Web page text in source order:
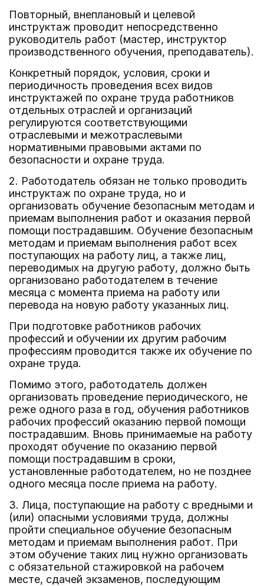
Повторный, внеплановый и целевой
инструктаж проводит непосредственно
руководитель работ (мастер, инструктор
производственного обучения, преподаватель).
Конкретный порядок, условия, сроки и
периодичность проведения всех видов
инструктажей по охране труда работников
отдельных отраслей и организаций
регулируются соответствующими
отраслевыми и межотраслевыми
нормативными правовыми актами по
безопасности и охране труда.
2. Работодатель обязан не только проводить
инструктаж по охране труда, но и
организовать обучение безопасным методам и
приемам выполнения работ и оказания первой
помощи пострадавшим. Обучение безопасным
методам и приемам выполнения работ всех
поступающих на работу лиц, а также лиц,
переводимых на другую работу, должно быть
организовано работодателем в течение
месяца с момента приема на работу или
перевода на новую работу указанных лиц.
При подготовке работников рабочих
профессий и обучении их другим рабочим
профессиям проводится также их обучение по
охране труда.
Помимо этого, работодатель должен
организовать проведение периодического, не
реже одного раза в год, обучения работников
рабочих профессий оказанию первой помощи
пострадавшим. Вновь принимаемые на работу
проходят обучение по оказанию первой
помощи пострадавшим в сроки,
установленные работодателем, но не позднее
одного месяца после приема на работу.
3. Лица, поступающие на работу с вредными и
(или) опасными условиями труда, должны
пройти специальное обучение безопасным
методам и приемам выполнения работ. При
этом обучение таких лиц нужно организовать
с обязательной стажировкой на рабочем
месте, сдачей экзаменов, последующим